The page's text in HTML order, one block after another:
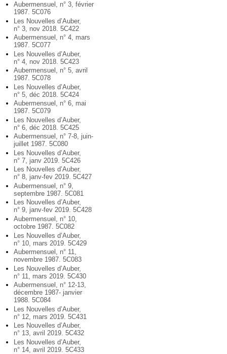
Aubermensuel, n° 3, février
1987. 5C076
Les Nouvelles d’Auber,
n° 3, nov 2018. 5C422
Aubermensuel, n° 4, mars
1987. 5C077
Les Nouvelles d’Auber,
n° 4, nov 2018. 5C423
Aubermensuel, n° 5, avril
1987. 5C078
Les Nouvelles d’Auber,
n° 5, déc 2018. 5C424
Aubermensuel, n° 6, mai
1987. 5C079
Les Nouvelles d’Auber,
n° 6, déc 2018. 5C425
Aubermensuel, n° 7-8, juin-
juillet 1987. 5C080
Les Nouvelles d’Auber,
n° 7, janv 2019. 5C426
Les Nouvelles d’Auber,
n° 8, janv-fev 2019. 5C427
Aubermensuel, n° 9,
septembre 1987. 5C081
Les Nouvelles d’Auber,
n° 9, janv-fev 2019. 5C428
Aubermensuel, n° 10,
octobre 1987. 5C082
Les Nouvelles d’Auber,
n° 10, mars 2019. 5C429
Aubermensuel, n° 11,
novembre 1987. 5C083
Les Nouvelles d’Auber,
n° 11, mars 2019. 5C430
Aubermensuel, n° 12-13,
décembre 1987- janvier
1988. 5C084
Les Nouvelles d’Auber,
n° 12, mars 2019. 5C431
Les Nouvelles d’Auber,
n° 13, avril 2019. 5C432
Les Nouvelles d’Auber,
n° 14, avril 2019. 5C433